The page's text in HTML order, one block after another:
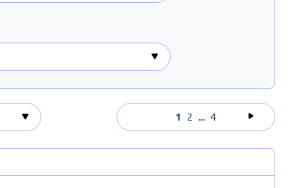
1 2 ... 4